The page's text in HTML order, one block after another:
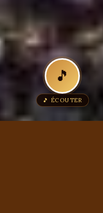
🎵
🎵 ÉCOUTER